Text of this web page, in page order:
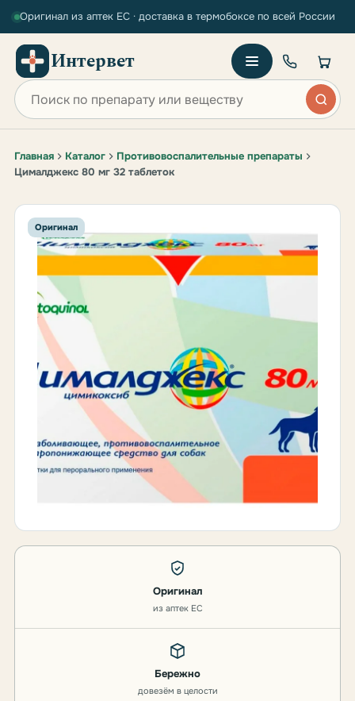
Оригинал из аптек ЕС · доставка в термобоксе по всей России
Интервет
Поиск по сайту
Главная Каталог
Противовоспалительные препараты
Цималджекс 80 мг 32 таблеток
Оригинал
Оригинал
из аптек ЕС
Бережно
довезём в целости